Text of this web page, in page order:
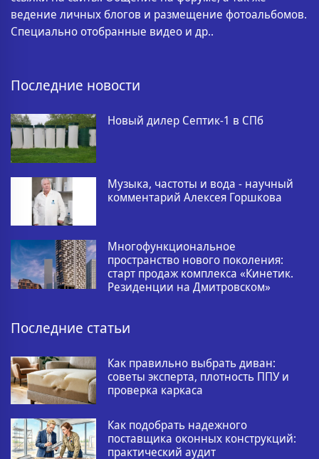
ведение личных блогов и размещение фотоальбомов.
Специально отобранные видео и др..
Последние новости
Новый дилер Септик-1 в СПб
Музыка, частоты и вода - научный
комментарий Алексея Горшкова
Многофункциональное
пространство нового поколения:
старт продаж комплекса «Кинетик.
Резиденции на Дмитровском»
Последние статьи
Как правильно выбрать диван:
советы эксперта, плотность ППУ и
проверка каркаса
Как подобрать надежного
поставщика оконных конструкций:
практический аудит